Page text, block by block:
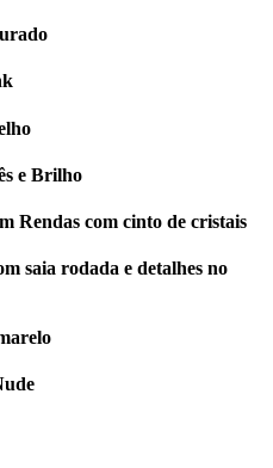
e Brilho
Rendas com cinto de cristais
saia rodada e detalhes no